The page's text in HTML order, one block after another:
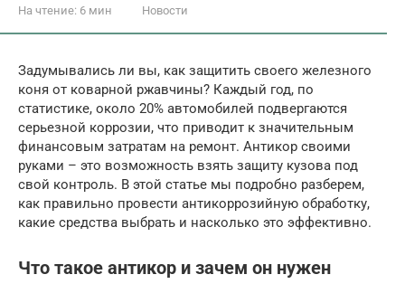
На чтение: 6 мин Новости
Задумывались ли вы, как защитить своего железного
коня от коварной ржавчины? Каждый год, по
статистике, около 20% автомобилей подвергаются
серьезной коррозии, что приводит к значительным
финансовым затратам на ремонт. Антикор своими
руками – это возможность взять защиту кузова под
свой контроль. В этой статье мы подробно разберем,
как правильно провести антикоррозийную обработку,
какие средства выбрать и насколько это эффективно.
Что такое антикор и зачем он нужен